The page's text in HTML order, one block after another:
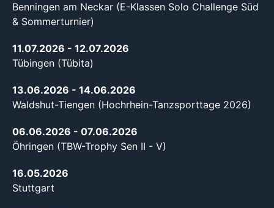
Benningen am Neckar (E-Klassen Solo Challenge Süd
& Sommerturnier)
11.07.2026 - 12.07.2026
Tübingen (Tübita)
13.06.2026 - 14.06.2026
Waldshut-Tiengen (Hochrhein-Tanzsporttage 2026)
06.06.2026 - 07.06.2026
Öhringen (TBW-Trophy Sen II - V)
16.05.2026
Stuttgart